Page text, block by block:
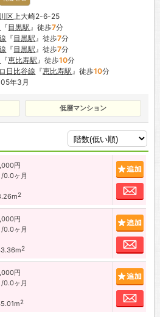
区上大崎2-6-25
『目黒駅』徒歩7分
『目黒駅』徒歩7分
『目黒駅』徒歩7分
『恵比寿駅』徒歩10分
日比谷線 『恵比寿駅』徒歩10分
年3月
低層マンション
円
0.0ヶ月
2
お
円
0.0ヶ月
2
お
円
0.0ヶ月
2
お